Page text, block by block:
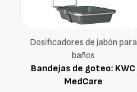
Dosificadores de jabón para
baños
Bandejas de goteo: KWC
MedCare